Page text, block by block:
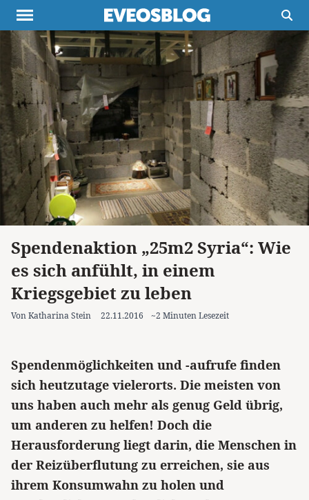
Themen Projekte
Inspiration
Destinationen
Über uns
Werbung
Buchtipps
Newsletter
Spendenaktion „25m2 Syria“: Wie
es sich anfühlt, in einem
Kriegsgebiet zu leben
Von Katharina Stein 22.11.2016 ~2 Minuten Lesezeit
Spendenmöglichkeiten und -aufrufe finden
sich heutzutage vielerorts. Die meisten von
uns haben auch mehr als genug Geld übrig,
um anderen zu helfen! Doch die
Herausforderung liegt darin, die Menschen in
der Reizüberflutung zu erreichen, sie aus
ihrem Konsumwahn zu holen und